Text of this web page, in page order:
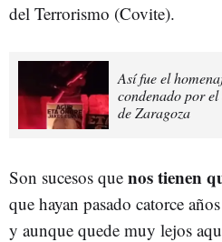
del Terrorismo (Covite).
Así fue el
condenado por
de Zaragoza
Son sucesos que nos tienen
que hayan pasado catorce
y aunque quede muy lejos